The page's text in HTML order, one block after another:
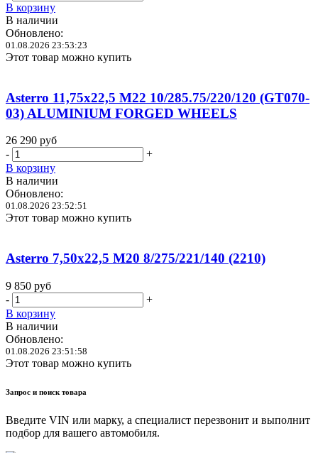
В корзину
В наличии
Обновлено:
01.08.2026 23:53:23
Этот товар можно купить
Asterro 11,75x22,5 M22 10/285.75/220/120 (GT070-
03) ALUMINIUM FORGED WHEELS
26 290 руб
-
+
В корзину
В наличии
Обновлено:
01.08.2026 23:52:51
Этот товар можно купить
Asterro 7,50x22,5 M20 8/275/221/140 (2210)
9 850 руб
-
+
В корзину
В наличии
Обновлено:
01.08.2026 23:51:58
Этот товар можно купить
Запрос и поиск товара
Введите VIN или марку, а специалист перезвонит и выполнит
подбор для вашего автомобиля.